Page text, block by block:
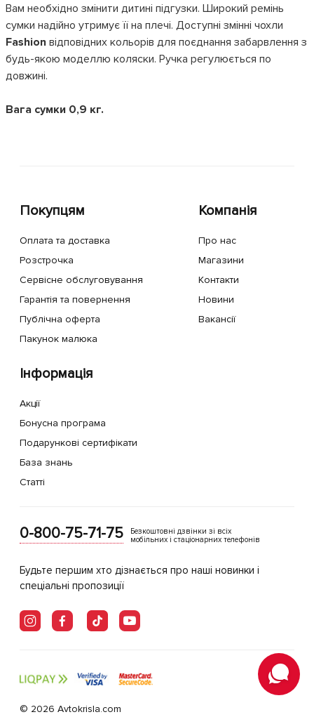
Вам необхідно змінити дитині підгузки. Широкий ремінь
сумки надійно утримує її на плечі. Доступні змінні чохли
Fashion відповідних кольорів для поєднання забарвлення з
будь-якою моделлю коляски. Ручка регулюється по
довжині.
Вага сумки 0,9 кг.
Покупцям
Оплата та доставка
Розстрочка
Сервісне обслуговування
Гарантія та повернення
Публічна оферта
Пакунок малюка
Компанія
Про нас
Магазини
Контакти
Новини
Вакансії
Інформація
Акції
Бонусна програма
Подарункові сертифікати
База знань
Статті
0-800-75-71-75
Безкоштовні дзвінки зі всіх
мобільних і стаціонарних телефонів
Будьте першим хто дізнається про наші новинки і
спеціальні пропозиції
© 2026 Avtokrisla.com